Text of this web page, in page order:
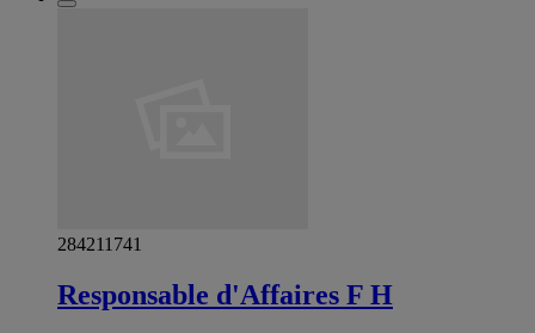
284211741
Responsable d'Affaires F H